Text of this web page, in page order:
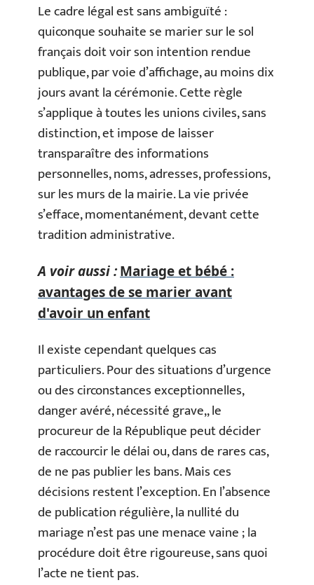
Le cadre légal est sans ambiguïté :
quiconque souhaite se marier sur le sol
français doit voir son intention rendue
publique, par voie d’affichage, au moins dix
jours avant la cérémonie. Cette règle
s’applique à toutes les unions civiles, sans
distinction, et impose de laisser
transparaître des informations
personnelles, noms, adresses, professions,
sur les murs de la mairie. La vie privée
s’efface, momentanément, devant cette
tradition administrative.
A voir aussi :Mariage et bébé :
avantages de se marier avant
d'avoir un enfant
Il existe cependant quelques cas
particuliers. Pour des situations d’urgence
ou des circonstances exceptionnelles,
danger avéré, nécessité grave,, le
procureur de la République peut décider
de raccourcir le délai ou, dans de rares cas,
de ne pas publier les bans. Mais ces
décisions restent l’exception. En l’absence
de publication régulière, la nullité du
mariage n’est pas une menace vaine ; la
procédure doit être rigoureuse, sans quoi
l’acte ne tient pas.